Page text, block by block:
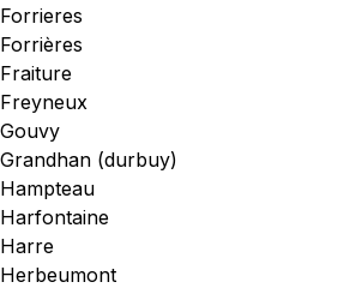
Forrieres
Forrières
Fraiture
Freyneux
Gouvy
Grandhan (durbuy)
Hampteau
Harfontaine
Harre
Herbeumont